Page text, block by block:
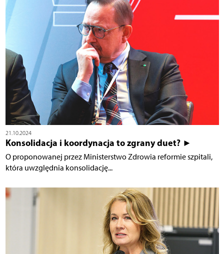
21.10.2024
Konsolidacja i koordynacja to zgrany duet? ►
O proponowanej przez Ministerstwo Zdrowia reformie szpitali,
która uwzględnia konsolidację...